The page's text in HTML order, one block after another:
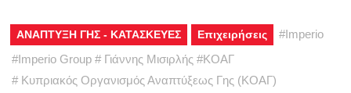
ΑΝΑΠΤΥΞΗ ΓΗΣ - ΚΑΤΑΣΚΕΥΕΣ Επιχειρήσεις #Imperio
#Imperio Group # Γιάννης Μισιρλής #ΚΟΑΓ
# Κυπριακός Οργανισμός Αναπτύξεως Γης (ΚΟΑΓ)